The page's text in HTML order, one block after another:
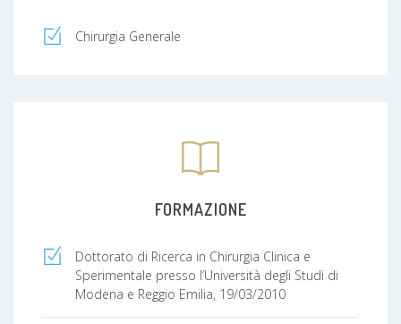
Chirurgia Generale
FORMAZIONE
Dottorato di Ricerca in Chirurgia Clinica e
Sperimentale presso l’Università degli Studi di
Modena e Reggio Emilia, 19/03/2010